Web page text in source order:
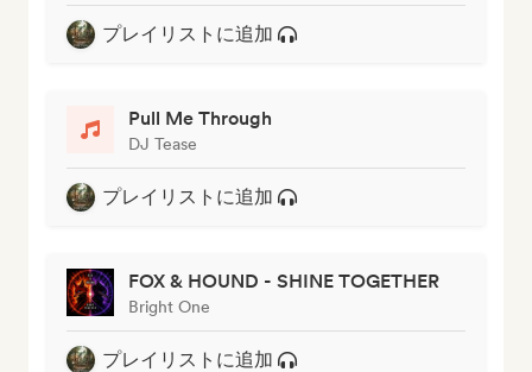
プレイリストに追加
Pull Me Through
DJ Tease
プレイリストに追加
FOX & HOUND - SHINE TOGETHER
Bright One
プレイリストに追加